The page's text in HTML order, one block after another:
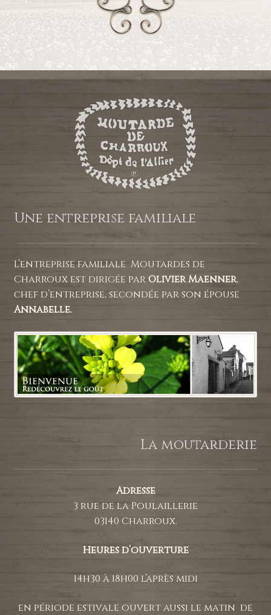
Une entreprise familiale
L’entreprise familiale Moutardes de
Charroux est dirigée par Olivier Maenner,
chef d’entreprise, secondée par son épouse
Annabelle.
La moutarderie
Adresse
3 rue de la Poulaillerie
03140 Charroux.
Heures d’ouverture
14h30 à 18h00 l’après midi
en période estivale ouvert aussi le matin de